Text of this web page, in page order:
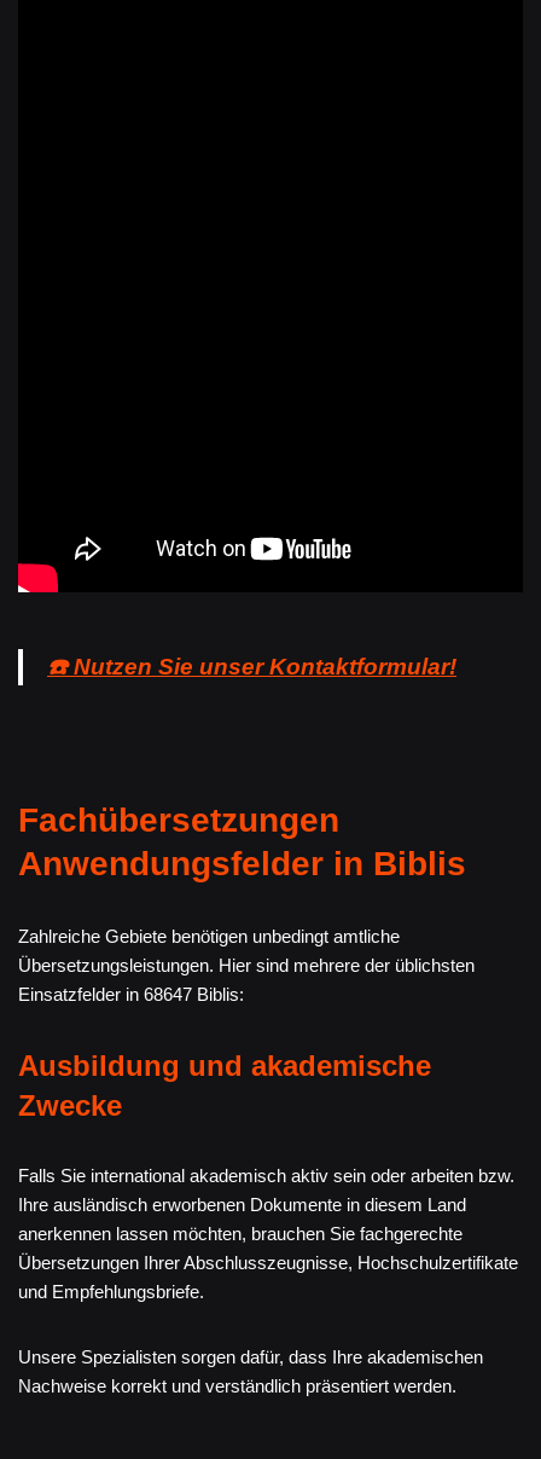
☎️ Nutzen Sie unser Kontaktformular!
Fachübersetzungen
Anwendungsfelder in Biblis
Zahlreiche Gebiete benötigen unbedingt amtliche
Übersetzungsleistungen. Hier sind mehrere der üblichsten
Einsatzfelder in 68647 Biblis:
Ausbildung und akademische
Zwecke
Falls Sie international akademisch aktiv sein oder arbeiten bzw.
Ihre ausländisch erworbenen Dokumente in diesem Land
anerkennen lassen möchten, brauchen Sie fachgerechte
Übersetzungen Ihrer Abschlusszeugnisse, Hochschulzertifikate
und Empfehlungsbriefe.
Unsere Spezialisten sorgen dafür, dass Ihre akademischen
Nachweise korrekt und verständlich präsentiert werden.